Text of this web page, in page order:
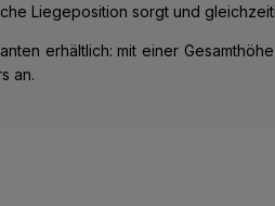
Liegeposition sorgt und
erhältlich: mit einer
an.